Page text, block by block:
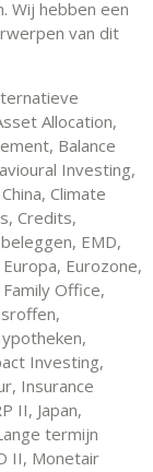
Wij hebben een
van dit
Allocation,
Balance
Investing,
Climate
Credits,
EMD,
Eurozone,
Office,
Investing,
Insurance
II, Japan,
termijn
II, Monetair